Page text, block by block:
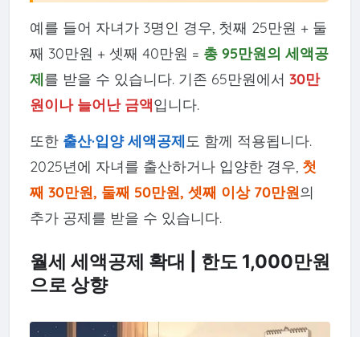
예를 들어 자녀가 3명인 경우, 첫째 25만원 + 둘
째 30만원 + 셋째 40만원 = 총 95만원의 세액공
제를 받을 수 있습니다. 기존 65만원에서 30만
원이나 늘어난 금액입니다.
또한 출산·입양 세액공제도 함께 적용됩니다.
2025년에 자녀를 출산하거나 입양한 경우, 첫
째 30만원, 둘째 50만원, 셋째 이상 70만원의
추가 공제를 받을 수 있습니다.
월세 세액공제 확대 | 한도 1,000만원
으로 상향